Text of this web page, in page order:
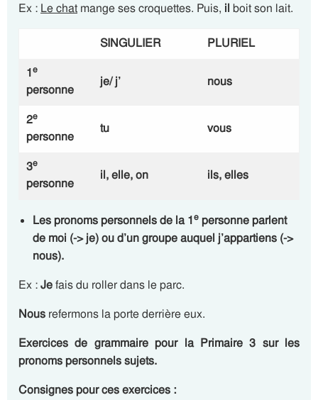
Ex : Le chat mange ses croquettes. Puis, il boit son lait.
SINGULIER
PLURIEL
1e
personne
je/ j’ nous
2e
personne
tu vous
3e
personne
il, elle, on ils, elles
Les pronoms personnels de la 1e personneparlent
de moi (-> je) ou d’un groupe auquel j’appartiens (->
nous).
Ex :Jefais du roller dans le parc.
Nous refermons la porte derrière eux.
Exercices de grammaire pour la Primaire 3 sur les
pronoms personnels sujets.
Consignes pour ces exercices :